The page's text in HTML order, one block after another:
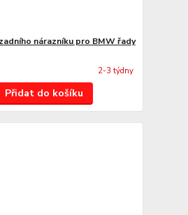
nárazníku pro BMW řady
2-3 týdny
Přidat do košíku